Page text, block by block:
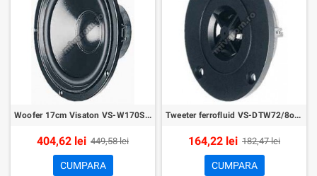
Woofer 17cm Visaton VS-W170S/8
404,62 lei 449,58 lei
CUMPARA
Tweeter ferrofluid VS-DTW72/8ohm
164,22 lei 182,47 lei
CUMPARA